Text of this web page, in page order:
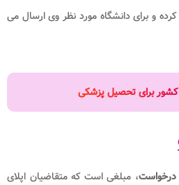
و برای دانشگاه مورد نظر وی ارسال می
کشور برای تحصیل پزشکی
درخواست، مبلغی است که متقاضیان اپلای